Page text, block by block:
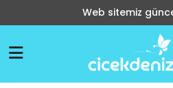
Web sitemiz